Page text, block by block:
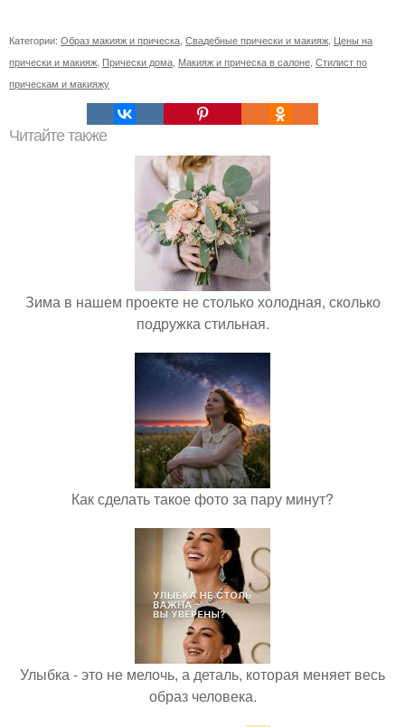
Категории: Образ макияж и прическа Свадебные прически и макияж Цены на
прически и макияж Прически дома Макияж и прическа в салоне Стилист по
прическам и макияжу
Читайте также
Зима в нашем проекте не столько холодная, сколько
подружка стильная.
Как сделать такое фото за пару минут?
Улыбка - это не мелочь, а деталь, которая меняет весь
образ человека.